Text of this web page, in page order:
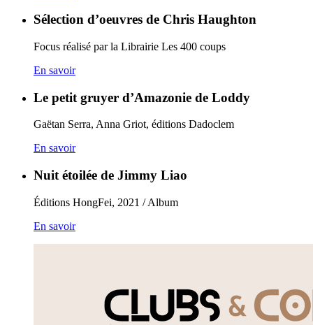
Sélection d’oeuvres de Chris Haughton
Focus réalisé par la Librairie Les 400 coups
En savoir
Le petit gruyer d’Amazonie de Loddy
Gaëtan Serra, Anna Griot, éditions Dadoclem
En savoir
Nuit étoilée de Jimmy Liao
Éditions HongFei, 2021 / Album
En savoir